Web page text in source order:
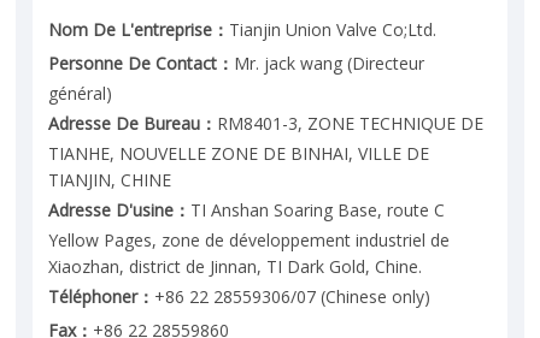
Nom De L'entreprise： Tianjin Union Valve Co;Ltd.
Personne De Contact： Mr. jack wang (Directeur
général)
Adresse De Bureau： RM8401-3, ZONE TECHNIQUE DE
TIANHE, NOUVELLE ZONE DE BINHAI, VILLE DE
TIANJIN, CHINE
Adresse D'usine： TI Anshan Soaring Base, route C
Yellow Pages, zone de développement industriel de
Xiaozhan, district de Jinnan, TI Dark Gold, Chine.
Téléphoner： +86 22 28559306/07 (Chinese only)
Fax： +86 22 28559860